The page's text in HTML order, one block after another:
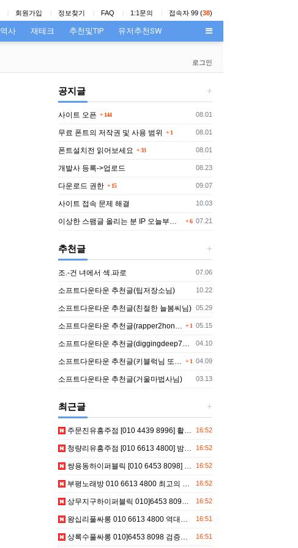
회원가입 정보찾기 FAQ 1:1문의 접속자 99 (38)
역사 재테크 추천및TIP 유저추천SW
로그인
공지글
등록일
08.01
사이트 오픈 144
등록일
08.01
무료 폰트의 저작권 및 사용 범위 1
등록일
08.01
폰트설치전 읽어보세요 33
등록일
08.23
개발사 등록->업로드
등록일
09.07
다운로드 권한 15
등록일
10.03
사이트 접속 문제 해결
등록일
07.21
이상한 스팸글 올리는 분 IP 오늘부터 박제함 6
추천글
등록일
07.06
조.-건 녀에서 섹.파로
등록일
10.22
소프트다운타운 추천글(팁저장소님)
등록일
05.29
소프트다운타운 추천글(친절한 늘봄씨님)
등록일
05.15
소프트다운타운 추천글(rapper2hon님) 1
등록일
04.10
소프트다운타운 추천글(diggingdeep7438님)
등록일
04.09
소프트다운타운 추천글(키블럭님 또는 하루살이님) 1
등록일
03.13
소프트다운타운 추천글(거울마법사님)
최근글
등록일
16:52
주문진유흥주점 [010 4439 8996] 활기찬 주문진터치룸 하조대룸살롱
등록일
16:52
청량리유흥주점 [010 6613 4800] 밤이짧은 청량리룸살롱 청량리란제리룸 청량리하퍼 초이스예약
등록일
16:52
쌍용동하이퍼블릭 [010 6453 8098] 만족보장 쌍용동텐프로 쌍용동텐카페 24시문의
등록일
16:52
부평노래방 010 6613 4800 최고의 산곡동가요장 부평노래광장
등록일
16:52
상무지구하이퍼블릭 010]6453 8098 압도적 상무지구하이퍼블릭 상무지구하이퍼블릭 상무지구하이퍼블릭 가격문의
등록일
16:51
왕십리풀싸롱 010 6613 4800 역대급 왕십리풀빠 행당동풀싸롱 성동풀쌀롱 텔레문의
등록일
16:51
상록수풀싸롱 010]6453 8098 검증된 상록수풀빠 상록수푸래방 상록수풀 실시간문의